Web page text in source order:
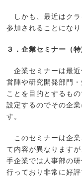
しかも、最近はクラ
参加されることになり
３．企業セミナー（
企業セミナーは最近
営陣や研究開発部門
ことを目的とするも
設定するのでその企
す。
このセミナーは企業
て内容が異なります
手企業では人事部の
行っており非常に好評